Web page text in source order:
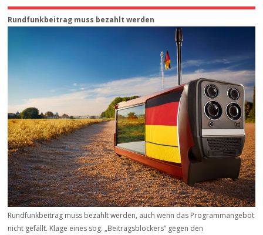
Rundfunkbeitrag muss bezahlt werden
Rundfunkbeitrag muss bezahlt werden, auch wenn das Programmangebot
nicht gefällt. Klage eines sog. „Beitrags­blockers“ gegen den